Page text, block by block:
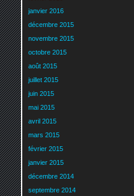
janvier 2016
décembre 2015
novembre 2015
octobre 2015
août 2015
juillet 2015
juin 2015
mai 2015
avril 2015
mars 2015
février 2015
janvier 2015
décembre 2014
septembre 2014